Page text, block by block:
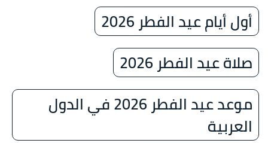
أول أيام عيد الفطر 2026
صلاة عيد الفطر 2026
موعد عيد الفطر 2026 في الدول
العربية